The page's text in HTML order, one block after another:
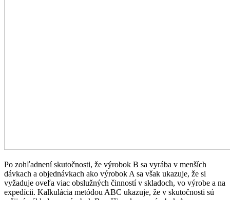
Po zohľadnení skutočnosti, že výrobok B sa vyrába v menších
dávkach a objednávkach ako výrobok A sa však ukazuje, že si
vyžaduje oveľa viac obslužných činností v skladoch, vo výrobe a na
expedícii. Kalkulácia metódou ABC ukazuje, že v skutočnosti sú